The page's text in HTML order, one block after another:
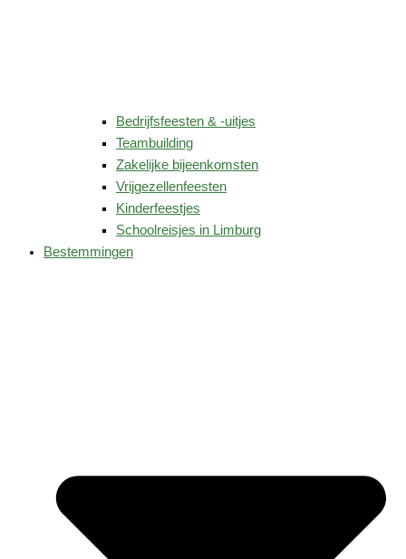
Bedrijfsfeesten & -uitjes
Teambuilding
Zakelijke bijeenkomsten
Vrijgezellenfeesten
Kinderfeestjes
Schoolreisjes in Limburg
Bestemmingen